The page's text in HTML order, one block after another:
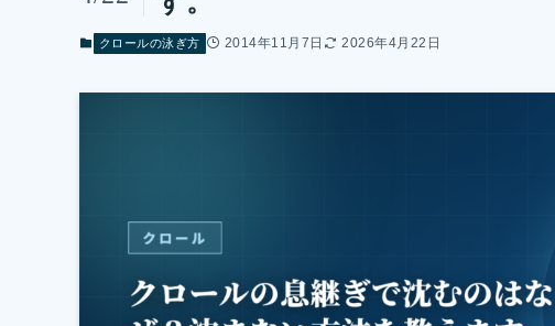
クロールの泳ぎ方 2014年11月7日 2026年4月22日